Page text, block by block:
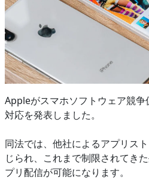
Appleがスマホソフトウェア競
対応を発表しました。
同法では、他社によるアプリス
じられ、これまで制限されてき
プリ配信が可能になります。